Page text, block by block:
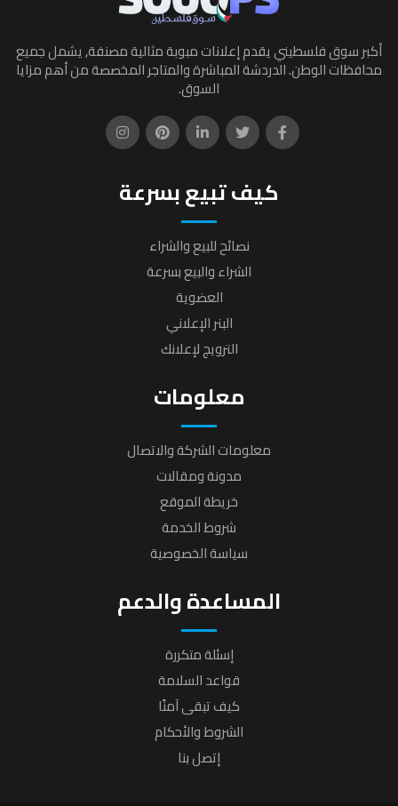
أكبر سوق فلسطيني يقدم إعلانات مبوبة مثالية مصنفة, يشمل جميع
محافظات الوطن. الدردشة المباشرة والمتاجر المخصصة من أهم مزايا
السوق.
كيف تبيع بسرعة
نصائح للبيع والشراء
الشراء والبيع بسرعة
العضوية
البنر الإعلاني
الترويج لإعلانك
معلومات
معلومات الشركة والاتصال
مدونة ومقالات
خريطة الموقع
شروط الخدمة
سياسة الخصوصية
المساعدة والدعم
إسئلة متكررة
قواعد السلامة
كيف تبقى آمنًا
الشروط والأحكام
إتصل بنا